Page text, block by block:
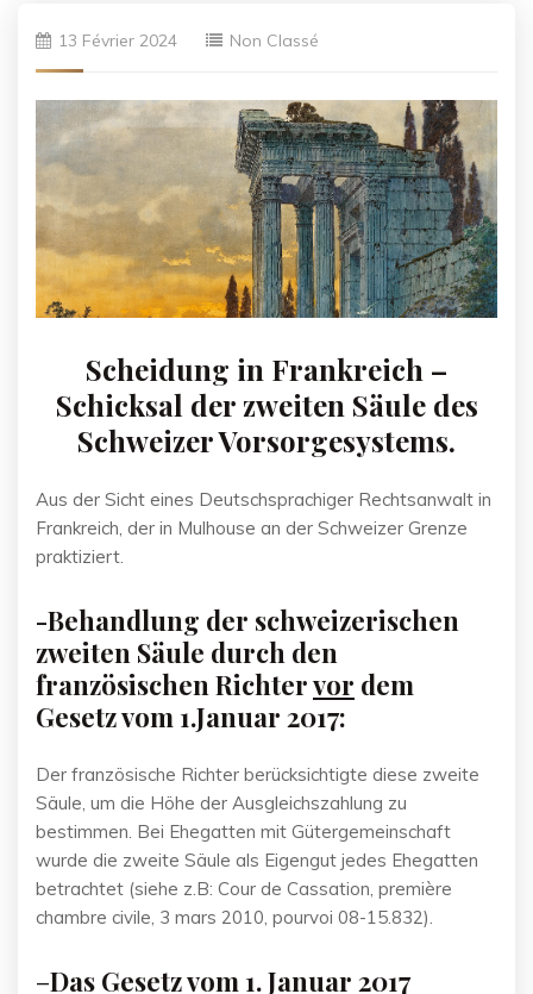
13 Février 2024 Non Classé
Scheidung in Frankreich –
Schicksal der zweiten Säule des
Schweizer Vorsorgesystems.
Aus der Sicht eines Deutschsprachiger Rechtsanwalt in
Frankreich, der in Mulhouse an der Schweizer Grenze
praktiziert.
-Behandlung der schweizerischen
zweiten Säule durch den
französischen Richtervor dem
Gesetz vom 1.Januar 2017:
Der französische Richter berücksichtigte diese zweite
Säule, um die Höhe der Ausgleichszahlung zu
bestimmen. Bei Ehegatten mit Gütergemeinschaft
wurde die zweite Säule als Eigengut jedes Ehegatten
betrachtet (siehe z.B: Cour de Cassation, première
chambre civile, 3 mars 2010, pourvoi 08-15.832).
–Das Gesetz vom 1.Januar 2017